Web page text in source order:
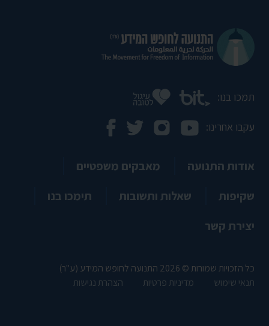
תמכו בנו:
עקבו אחרינו:
אודות התנועה
מאבקים משפטיים
שקיפות
שאלות ותשובות
תימכו בנו
יצירת קשר
כל הזכויות שמורות © 2026 התנועה לחופש המידע (ע"ר)
תנאי שימוש
מדיניות פרטיות הצהרת נגישות